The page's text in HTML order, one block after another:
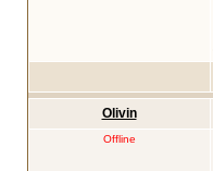
Olivin
Offline